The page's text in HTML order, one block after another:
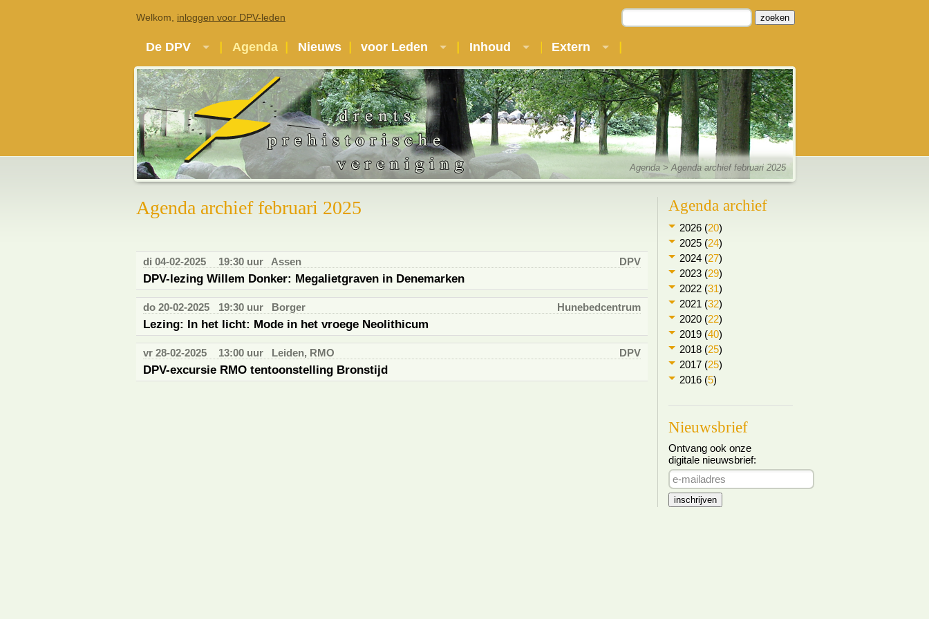
Agenda archief februari 2025
di 04-02-2025 19:30 uur Assen DPV
DPV-lezing Willem Donker: Megalietgraven in Denemarken
do 20-02-2025 19:30 uur Borger Hunebedcentrum
Lezing: In het licht: Mode in het vroege Neolithicum
vr 28-02-2025 13:00 uur Leiden, RMO DPV
DPV-excursie RMO tentoonstelling Bronstijd
Agenda archief
2026 (20)
2025 (24)
2024 (27)
2023 (29)
2022 (31)
2021 (32)
2020 (22)
2019 (40)
2018 (25)
2017 (25)
2016 (5)
Nieuwsbrief
Ontvang ook onze
digitale nieuwsbrief:
Welkom, inloggen voor DPV-leden zoeken
De DPV Agenda Nieuws voor Leden Inhoud Extern
Agenda > Agenda archief februari 2025